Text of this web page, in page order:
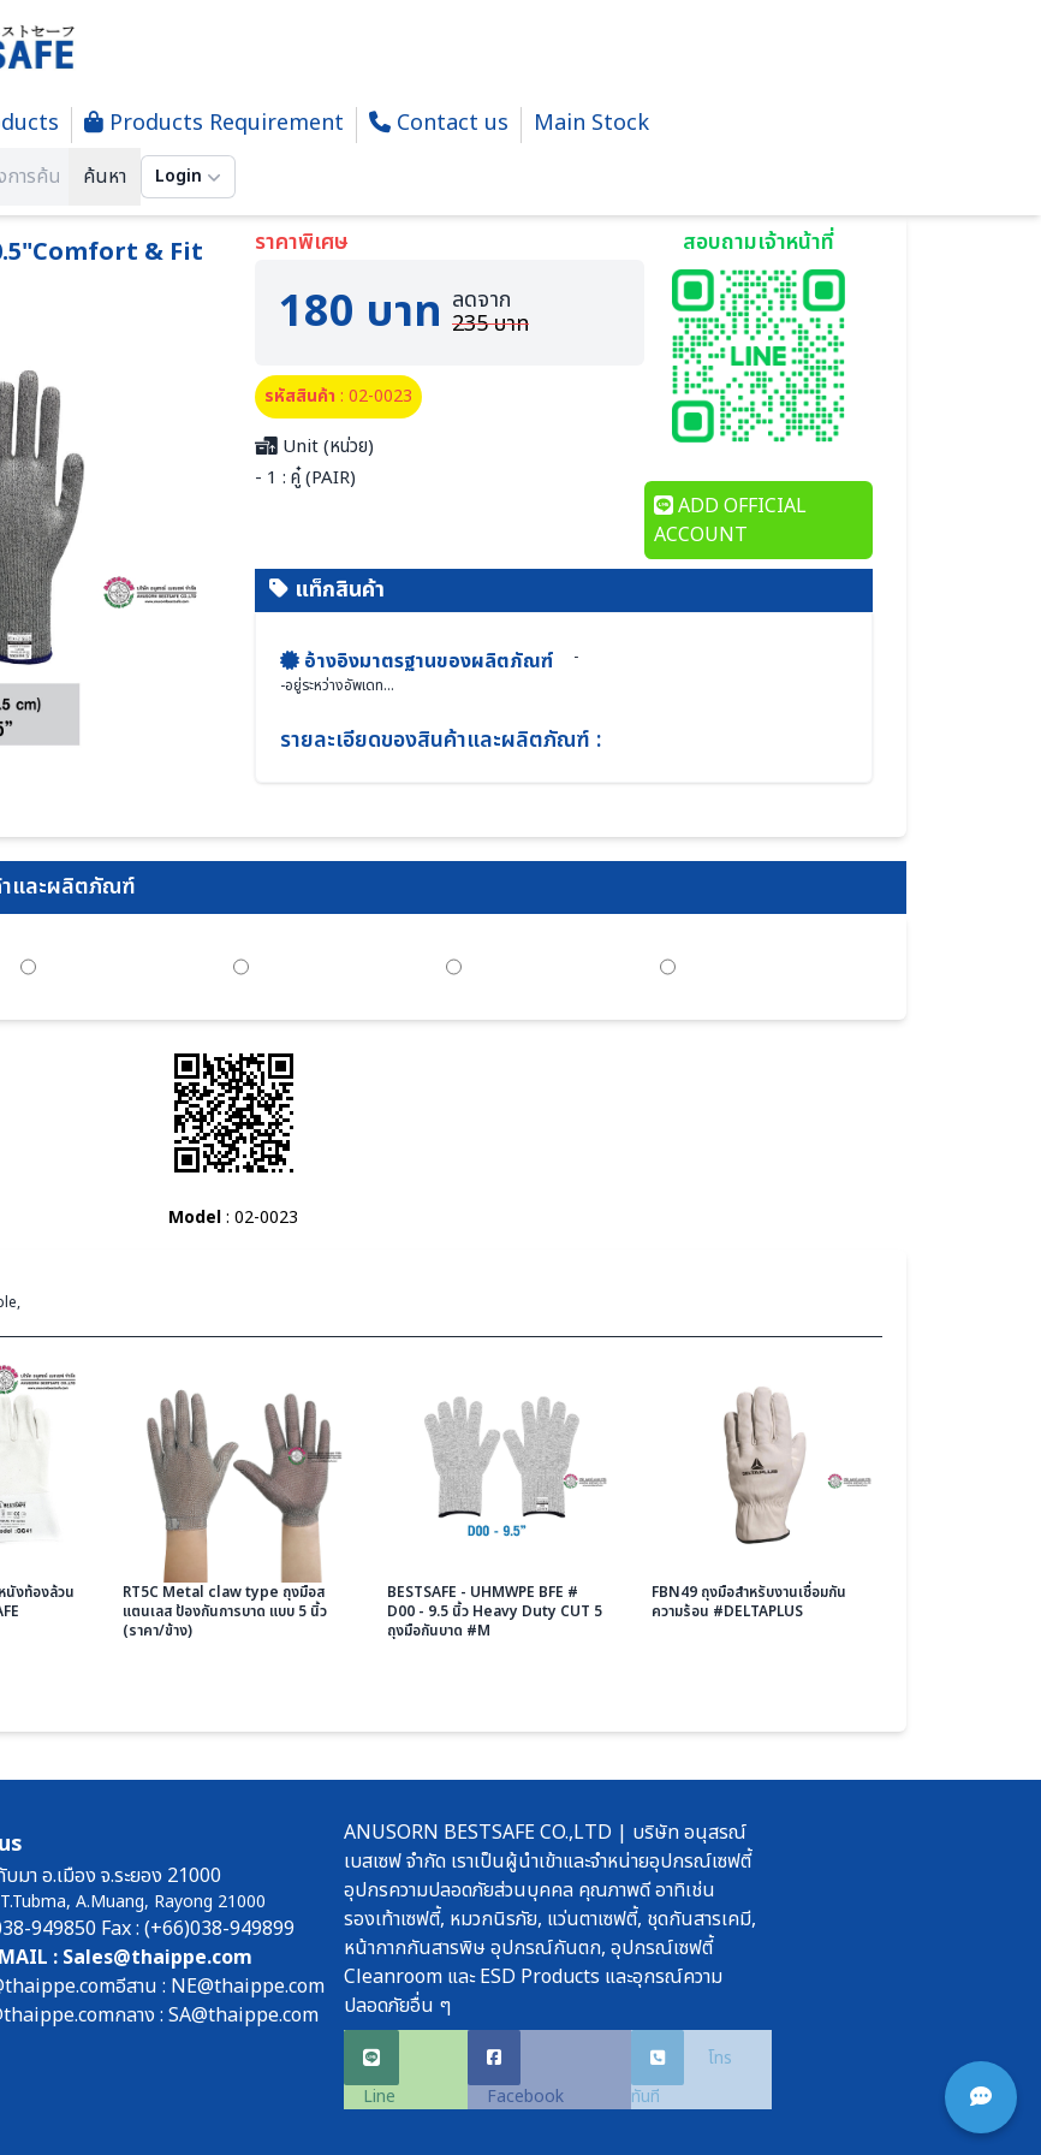
Products Requirement Contact us Main Stock
ค้นหา Login
- UHMWPE BFE # D09 - 10.5"Comfort & Fit CUT 5 ถุงมือกันบาด
& Fit
ราคาพิเศษ
180 บาท ลดจาก
235 บาท
รหัสสินค้า : 02-0023
Unit (หน่วย)
- 1 : คู๋ (PAIR)
สอบถามเจ้าหน้าที่
ADD OFFICIAL
ACCOUNT
แท็กสินค้า
อ้างอิงมาตรฐานของผลิตภัณฑ์
-อยู่ระหว่างอัพเดท...
-
รายละเอียดของสินค้าและผลิตภัณฑ์ :
และผลิตภัณฑ์
Model: 02-0023
นังท้องล้วน
RT5C Metal claw type ถุงมือส
แตนเลส ป้องกันการบาด แบบ 5 นิ้ว
(ราคา/ข้าง)
BESTSAFE - UHMWPE BFE #
D00 - 9.5 นิ้ว Heavy Duty CUT 5
ถุงมือกันบาด #M
FBN49 ถุงมือสำหรับงานเชื่อมกัน
ความร้อน #DELTAPLUS
มา อ.เมือง จ.ระยอง 21000
A.Muang, Rayong 21000
949850 Fax : (+66)038-949899
MAIL : Sales@thaippe.com
อีสาน : NE@thaippe.com
กลาง : SA@thaippe.com
ANUSORN BESTSAFE CO.,LTD | บริษัท อนุสรณ์
เบสเซฟ จำกัด เราเป็นผู้นำเข้าและจำหน่ายอุปกรณ์เซฟตี้
อุปกรความปลอดภัยส่วนบุคคล คุณภาพดี อาทิเช่น
รองเท้าเซฟตี้, หมวกนิรภัย, แว่นตาเซฟตี้, ชุดกันสารเคมี,
หน้ากากกันสารพิษ อุปกรณ์กันตก, อุปกรณ์เซฟตี้
Cleanroom และ ESD Products และอุกรณ์ความ
ปลอดภัยอื่น ๆ
Line Facebook
โทร
ทันที